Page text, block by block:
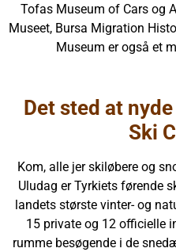
Tofas Museum of Cars og
Museet, Bursa Migration
Museum er også et
Det sted at
Ski
Kom, alle jer skiløbere og
Uludag er Tyrkiets førende
landets største vinter- og
15 private og 12 officielle
rumme besøgende i de